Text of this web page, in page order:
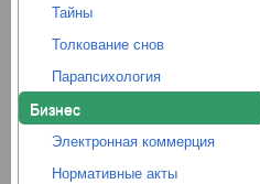
Тайны
Толкование снов
Парапсихология
Бизнес
Электронная коммерция
Нормативные акты